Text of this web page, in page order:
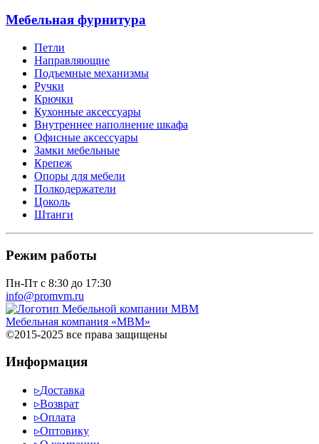
Мебельная фурнитура
Петли
Направляющие
Подъемные механизмы
Ручки
Крючки
Кухонные аксессуары
Внутреннее наполнение шкафа
Офисные аксессуары
Замки мебельные
Крепеж
Опоры для мебели
Полкодержатели
Цоколь
Штанги
Режим работы
Пн-Пт с 8:30 до 17:30
info@promvm.ru
Мебельная компания «МВМ»
©2015-2025 все права защищены
Информация
▹Доставка
▹Возврат
▹Оплата
▹Оптовику